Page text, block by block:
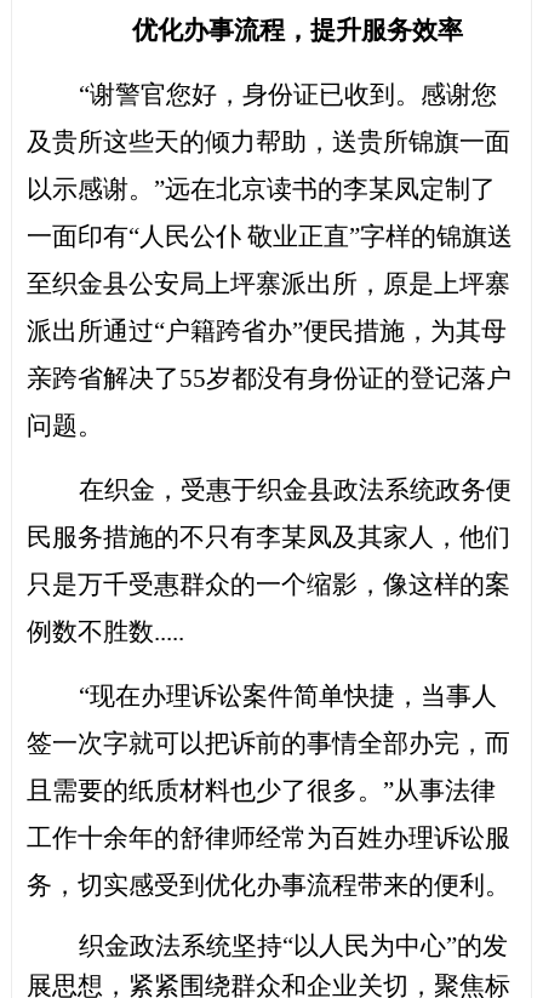
优化办事流程，提升服务效率
“谢警官您好，身份证已收到。感谢您
及贵所这些天的倾力帮助，送贵所锦旗一面
以示感谢。”远在北京读书的李某凤定制了
一面印有“人民公仆 敬业正直”字样的锦旗送
至织金县公安局上坪寨派出所，原是上坪寨
派出所通过“户籍跨省办”便民措施，为其母
亲跨省解决了55岁都没有身份证的登记落户
问题。
在织金，受惠于织金县政法系统政务便
民服务措施的不只有李某凤及其家人，他们
只是万千受惠群众的一个缩影，像这样的案
例数不胜数.....
“现在办理诉讼案件简单快捷，当事人
签一次字就可以把诉前的事情全部办完，而
且需要的纸质材料也少了很多。”从事法律
工作十余年的舒律师经常为百姓办理诉讼服
务，切实感受到优化办事流程带来的便利。
织金政法系统坚持“以人民为中心”的发
展思想， 紧紧围绕群众和企业关切，聚焦标